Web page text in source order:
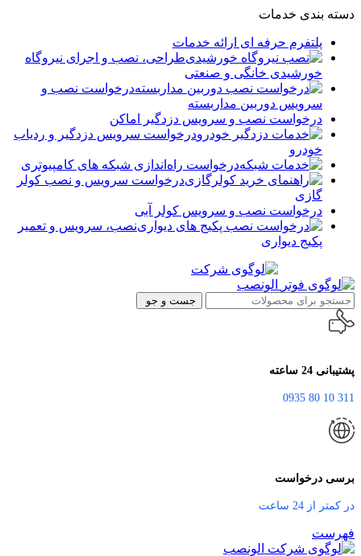
دسته بندی خدمات
پلتفرم حرفه ای ارائه خدمات
طراحی، نصب و اجرای نیروگاه
خورشیدی خانگی و صنعتی
درخواست نصب و
سرویس دوربین مداربسته
درخواست نصب و سرویس دزدگیر اماکن
درخواست سرویس دزدگیر و ردیاب
خودرو
درخواست راه‌اندازی شبکه های کامپیوتری
درخواست سرویس و نصب کولر
گازی
درخواست نصب و سرویس کولر آبی
نصب، سرویس و تعمیر
پکیج دیواری
جست و جو
پشتیبانی 24 ساعته
311 10 80 0935
برسی درخواست
در کمتر از 24 ساعت
فهرست